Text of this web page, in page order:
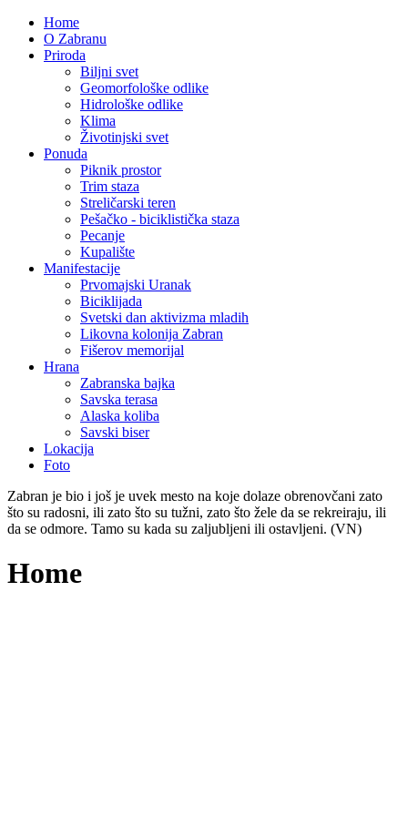
Home
O Zabranu
Priroda
Biljni svet
Geomorfološke odlike
Hidrološke odlike
Klima
Životinjski svet
Ponuda
Piknik prostor
Trim staza
Streličarski teren
Pešačko - biciklistička staza
Pecanje
Kupalište
Manifestacije
Prvomajski Uranak
Biciklijada
Svetski dan aktivizma mladih
Likovna kolonija Zabran
Fišerov memorijal
Hrana
Zabranska bajka
Savska terasa
Alaska koliba
Savski biser
Lokacija
Foto
Zabran je bio i još je uvek mesto na koje dolaze obrenovčani zato
što su radosni, ili zato što su tužni, zato što žele da se rekreiraju, ili
da se odmore. Tamo su kada su zaljubljeni ili ostavljeni. (VN)
Home